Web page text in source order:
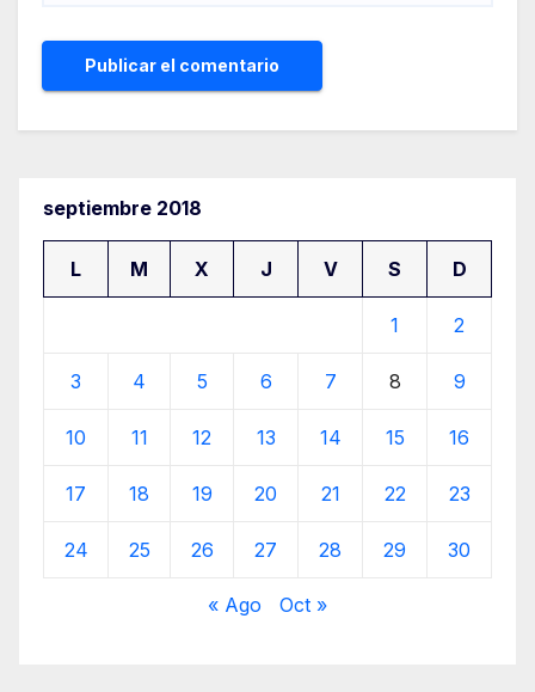
septiembre 2018
L M X J V S D
1 2
3 4 5 6 7 8 9
10 11 12 13 14 15 16
17 18 19 20 21 22 23
24 25 26 27 28 29 30
« Ago Oct »